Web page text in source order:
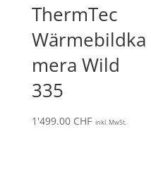
ThermTec
Wärmebildka
mera Wild
335
1'499.00 CHF inkl. MwSt.